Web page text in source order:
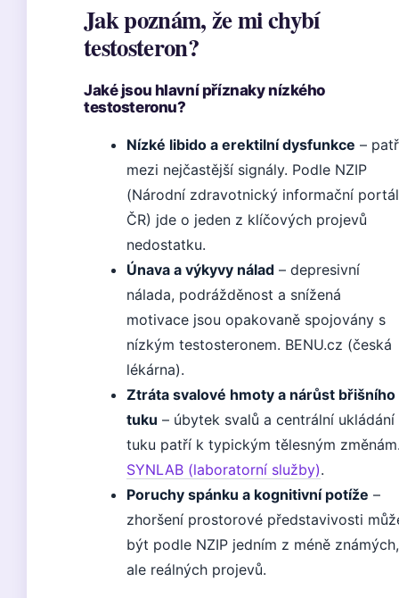
Jak poznám, že mi chybí
testosteron?
Jaké jsou hlavní příznaky nízkého
testosteronu?
Nízké libido a erektilní dysfunkce –
mezi nejčastější signály. Podle NZIP
(Národní zdravotnický informační portál
ČR) jde o jeden z klíčových projevů
nedostatku.
Únava a výkyvy nálad – depresivní
nálada, podrážděnost a snížená
motivace jsou opakovaně spojovány s
nízkým testosteronem. BENU.cz (česká
lékárna).
Ztráta svalové hmoty a nárůst břišního
tuku – úbytek svalů a centrální ukládání
tuku patří k typickým tělesným
SYNLAB (laboratorní služby).
Poruchy spánku a kognitivní potíže –
zhoršení prostorové představivosti
být podle NZIP jedním z méně známých,
ale reálných projevů.